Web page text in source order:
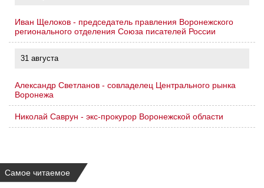
Иван Щелоков - председатель правления Воронежского
регионального отделения Союза писателей России
31 августа
Александр Светланов - совладелец Центрального рынка
Воронежа
Николай Саврун - экс-прокурор Воронежской области
Самое читаемое